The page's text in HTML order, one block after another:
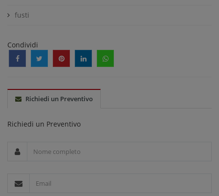
fusti
Condividi
Richiedi un Preventivo
Richiedi un Preventivo